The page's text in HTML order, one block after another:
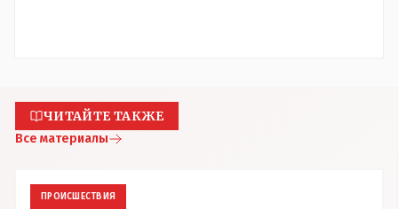
ЧИТАЙТЕ ТАКЖЕ
Все материалы
ПРОИСШЕСТВИЯ